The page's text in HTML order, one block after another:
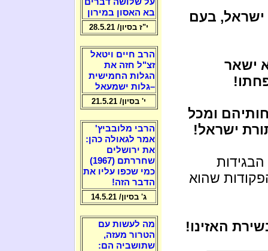
בעם
ישאר
ומכל
ישראל!
שהוא
האזינו!
בא האסון במירון
י"ז בסיון/ 28.5.21
הרב חיים ויטאל
זצ"ל חזה את
הגלות החמישית
–גלות ישמעאל
י' בסיון/ 21.5.21
הרבי מלובביץ'
אמר לגאולה כהן:
את ירושלים
שחררתם (1967)
כמי שכפו עליו את
הדבר הזה!
ג' בסיון/ 14.5.21
מה לעשות עם
הטרור מעזה,
שתושביה הם: